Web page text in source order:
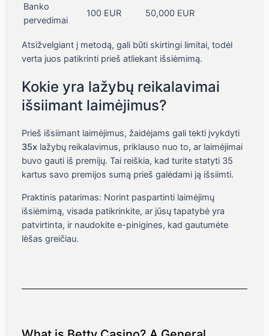
Banko
pervedimai
100 EUR 50,000 EUR
Atsižvelgiant į metodą, gali būti skirtingi limitai, todėl
verta juos patikrinti prieš atliekant išsiėmimą.
Kokie yra lažybų reikalavimai
išsiimant laimėjimus?
Prieš išsiimant laimėjimus, žaidėjams gali tekti įvykdyti
35xlažybų reikalavimus, priklauso nuo to, ar laimėjimai
buvo gauti iš premijų. Tai reiškia, kad turite statyti 35
kartus savo premijos sumą prieš galėdami ją išsiimti.
Praktinis patarimas: Norint paspartinti laimėjimų
išsiėmimą, visada patikrinkite, ar jūsų tapatybė yra
patvirtinta, ir naudokite e-pinigines, kad gautumėte
lėšas greičiau.